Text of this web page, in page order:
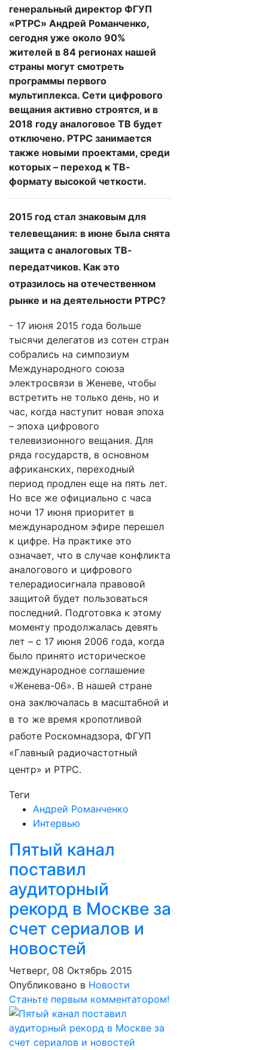
генеральный директор ФГУП
«РТРС» Андрей Романченко,
сегодня уже около 90%
жителей в 84 регионах нашей
страны могут смотреть
программы первого
мультиплекса. Сети цифрового
вещания активно строятся, и в
2018 году аналоговое ТВ будет
отключено. РТРС занимается
также новыми проектами, среди
которых – переход к ТВ-
формату высокой четкости.
2015 год стал знаковым для
телевещания: в июне была снята
защита с аналоговых ТВ-
передатчиков. Как это
отразилось на отечественном
рынке и на деятельности РТРС?
- 17 июня 2015 года больше
тысячи делегатов из сотен стран
собрались на симпозиум
Международного союза
электросвязи в Женеве, чтобы
встретить не только день, но и
час, когда наступит новая эпоха
– эпоха цифрового
телевизионного вещания. Для
ряда государств, в основном
африканских, переходный
период продлен еще на пять лет.
Но все же официально с часа
ночи 17 июня приоритет в
международном эфире перешел
к цифре. На практике это
означает, что в случае конфликта
аналогового и цифрового
телерадиосигнала правовой
защитой будет пользоваться
последний. Подготовка к этому
моменту продолжалась девять
лет – с 17 июня 2006 года, когда
было принято историческое
международное соглашение
«Женева-06». В нашей стране
она заключалась в масштабной и
в то же время кропотливой
работе Роскомнадзора, ФГУП
«Главный радиочастотный
центр» и РТРС.
Теги
Андрей Романченко
Интервью
Пятый канал
поставил
аудиторный
рекорд в Москве за
счет сериалов и
новостей
Четверг, 08 Октябрь 2015
Опубликовано в Новости
Станьте первым комментатором!